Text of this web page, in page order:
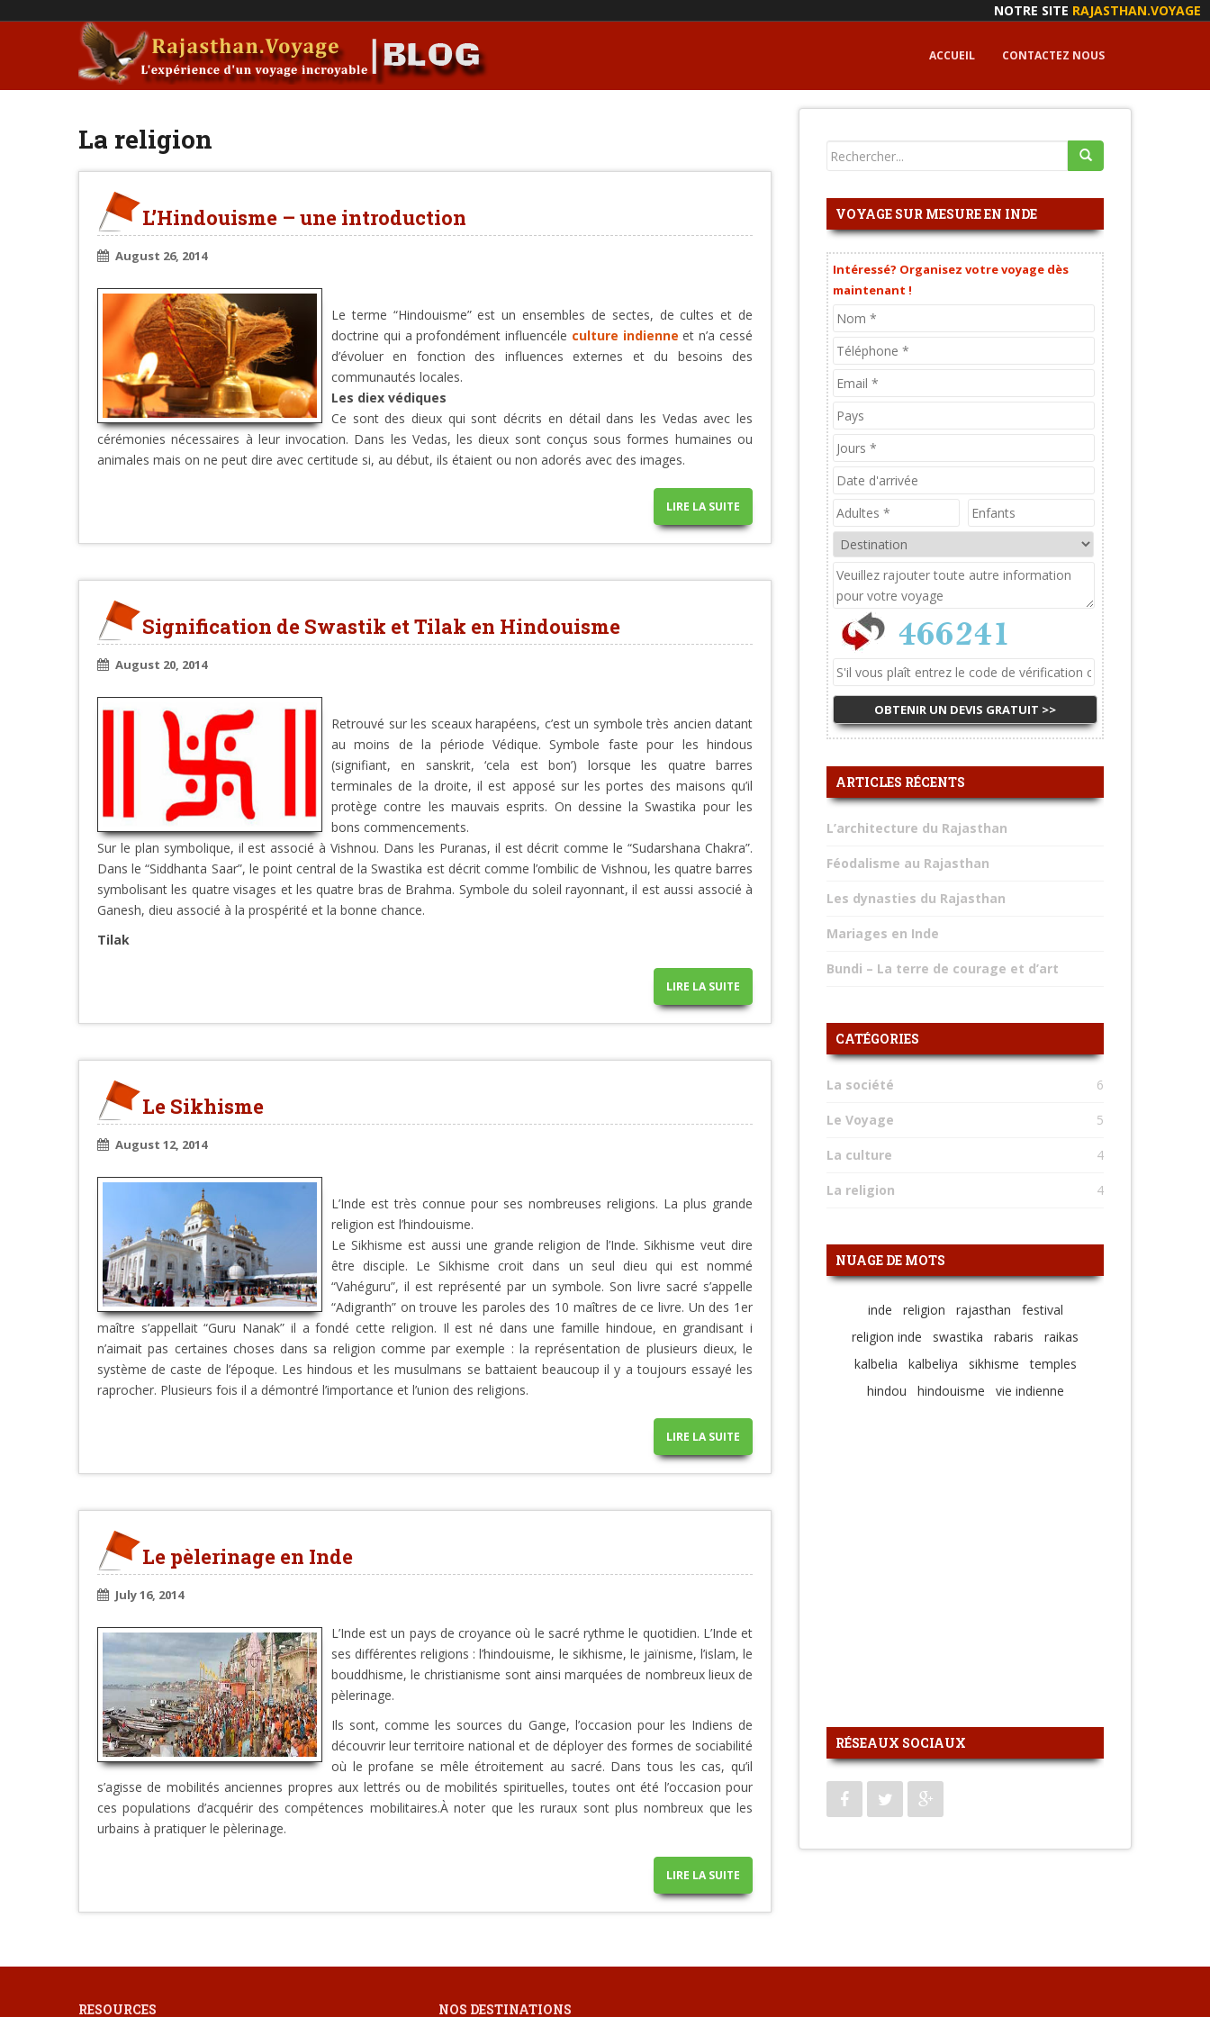
NOTRE SITE RAJASTHAN.VOYAGE
ACCUEIL CONTACTEZ NOUS
La religion
L’Hindouisme – une introduction
August 26, 2014
Le terme “Hindouisme” est un ensembles de sectes, de cultes et de
doctrine qui a profondément influencéle culture indienne et n’a cessé
d’évoluer en fonction des influences externes et du besoins des
communautés locales.
Les diex védiques
Ce sont des dieux qui sont décrits en détail dans les Vedas avec les
cérémonies nécessaires à leur invocation. Dans les Vedas, les dieux sont conçus sous formes humaines ou
animales mais on ne peut dire avec certitude si, au début, ils étaient ou non adorés avec des images.
LIRE LA SUITE
Signification de Swastik et Tilak en Hindouisme
August 20, 2014
Retrouvé sur les sceaux harapéens, c’est un symbole très ancien datant
au moins de la période Védique. Symbole faste pour les hindous
(signifiant, en sanskrit, ‘cela est bon’) lorsque les quatre barres
terminales de la droite, il est apposé sur les portes des maisons qu’il
protège contre les mauvais esprits. On dessine la Swastika pour les
bons commencements.
Sur le plan symbolique, il est associé à Vishnou. Dans les Puranas, il est décrit comme le “Sudarshana Chakra”.
Dans le “Siddhanta Saar”, le point central de la Swastika est décrit comme l’ombilic de Vishnou, les quatre barres
symbolisant les quatre visages et les quatre bras de Brahma. Symbole du soleil rayonnant, il est aussi associé à
Ganesh, dieu associé à la prospérité et la bonne chance.
Tilak
LIRE LA SUITE
Le Sikhisme
August 12, 2014
L’Inde est très connue pour ses nombreuses religions. La plus grande
religion est l’hindouisme.
Le Sikhisme est aussi une grande religion de l’Inde. Sikhisme veut dire
être disciple. Le Sikhisme croit dans un seul dieu qui est nommé
“Vahéguru”, il est représenté par un symbole. Son livre sacré s’appelle
“Adigranth” on trouve les paroles des 10 maîtres de ce livre. Un des 1er
maître s’appellait “Guru Nanak” il a fondé cette religion. Il est né dans une famille hindoue, en grandisant i
n’aimait pas certaines choses dans sa religion comme par exemple : la représentation de plusieurs dieux, le
système de caste de l’époque. Les hindous et les musulmans se battaient beaucoup il y a toujours essayé les
raprocher. Plusieurs fois il a démontré l’importance et l’union des religions.
LIRE LA SUITE
Le pèlerinage en Inde
July 16, 2014
L’Inde est un pays de croyance où le sacré rythme le quotidien. L’Inde et
ses différentes religions : l’hindouisme, le sikhisme, le jaïnisme, l’islam, le
bouddhisme, le christianisme sont ainsi marquées de nombreux lieux de
pèlerinage.
Ils sont, comme les sources du Gange, l’occasion pour les Indiens de
découvrir leur territoire national et de déployer des formes de sociabilité
où le profane se mêle étroitement au sacré. Dans tous les cas, qu’il
s’agisse de mobilités anciennes propres aux lettrés ou de mobilités spirituelles, toutes ont été l’occasion pour
ces populations d’acquérir des compétences mobilitaires.À noter que les ruraux sont plus nombreux que les
urbains à pratiquer le pèlerinage.
LIRE LA SUITE
VOYAGE SUR MESURE EN INDE
Intéressé? Organisez votre voyage dès
maintenant !
ARTICLES RÉCENTS
L’architecture du Rajasthan
Féodalisme au Rajasthan
Les dynasties du Rajasthan
Mariages en Inde
Bundi – La terre de courage et d’art
CATÉGORIES
La société 6
Le Voyage 5
La culture 4
La religion 4
NUAGE DE MOTS
inde religion rajasthan
festival
religion inde
swastika rabaris
raikas
kalbelia
kalbeliya sikhisme
temples
hindou
hindouisme vie indienne
RÉSEAUX SOCIAUX
RESOURCES NOS DESTINATIONS